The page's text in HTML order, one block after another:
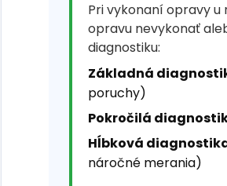
Pri vykonaní opravy u
opravu nevykonať
diagnostiku:
Základná
poruchy)
Pokročilá
Hĺbková
náročné merania)